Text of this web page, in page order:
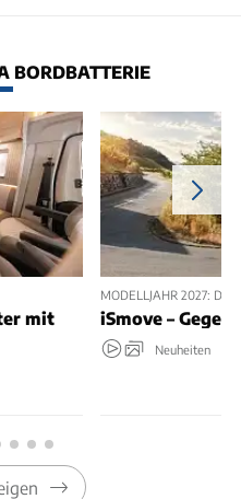
BORDBATTERIE
mit
MODELLJAHR 2027:
iSmove – Gegen
Neuheiten